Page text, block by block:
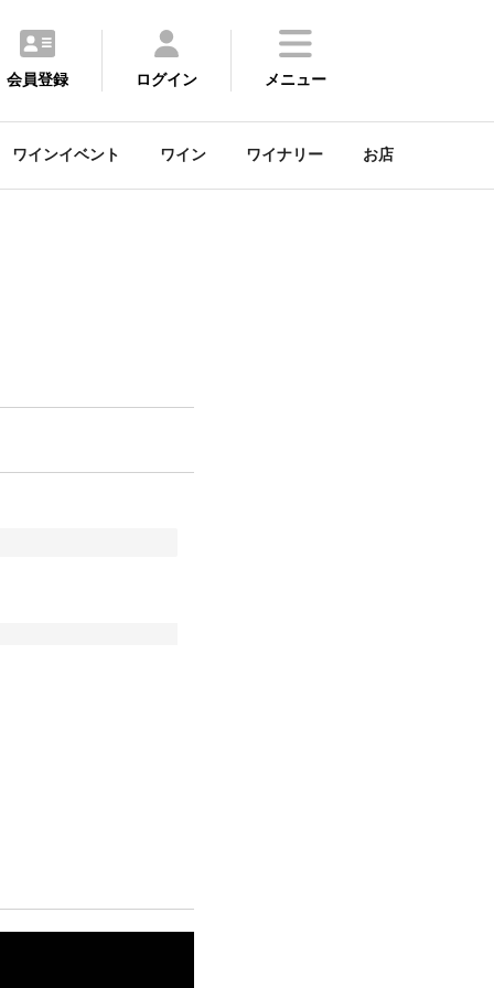
会員登録 ログイン メニュー
ワインイベント ワイン ワイナリー お店